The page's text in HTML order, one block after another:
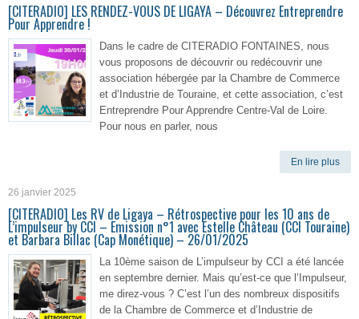
[CITERADIO] LES RENDEZ-VOUS DE LIGAYA – Découvrez Entreprendre
Pour Apprendre !
Dans le cadre de CITERADIO FONTAINES, nous
vous proposons de découvrir ou redécouvrir une
association hébergée par la Chambre de Commerce
et d’Industrie de Touraine, et cette association, c’est
Entreprendre Pour Apprendre Centre-Val de Loire.
Pour nous en parler, nous
En lire plus
26 janvier 2025
[CITERADIO] Les RV de Ligaya – Rétrospective pour les 10 ans de
L’impulseur by CCI – Emission n°1 avec Estelle Château (CCI Touraine)
et Barbara Billac (Cap Monétique) – 26/01/2025
La 10ème saison de L’impulseur by CCI a été lancée
en septembre dernier. Mais qu’est-ce que l’Impulseur,
me direz-vous ? C’est l’un des nombreux dispositifs
de la Chambre de Commerce et d’Industrie de